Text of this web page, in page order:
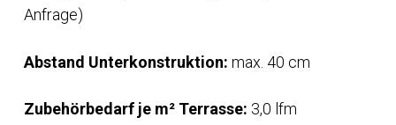
Anfrage)
Abstand Unterkonstruktion: max. 40 cm
Zubehörbedarf je m² Terrasse: 3,0 lfm